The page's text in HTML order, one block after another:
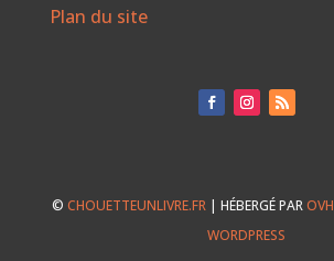
Plan du site
©CHOUETTEUNLIVRE.FR | HÉBERGÉ PAROVH
WORDPRESS